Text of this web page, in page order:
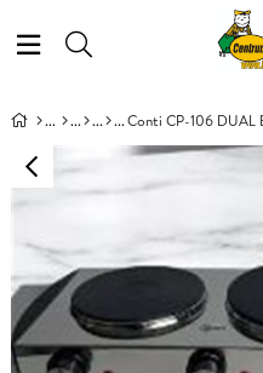
Conti CP-106 DUAL